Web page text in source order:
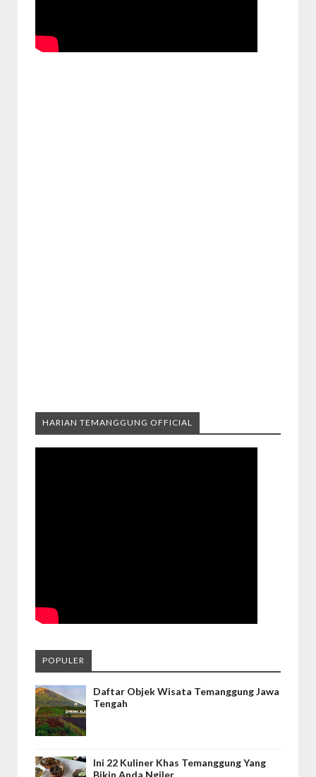
HARIAN TEMANGGUNG OFFICIAL
POPULER
Daftar Objek Wisata Temanggung Jawa
Tengah
Ini 22 Kuliner Khas Temanggung Yang
Bikin Anda Ngiler